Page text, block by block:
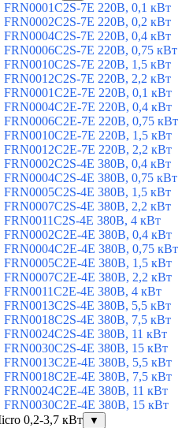
FRN0001C2S-7E 220В, 0,1 кВт
FRN0002C2S-7E 220В, 0,2 кВт
FRN0004C2S-7E 220В, 0,4 кВт
FRN0006C2S-7E 220В, 0,75 кВт
FRN0010C2S-7E 220В, 1,5 кВт
FRN0012C2S-7E 220В, 2,2 кВт
FRN0001C2E-7E 220В, 0,1 кВт
FRN0004C2E-7E 220В, 0,4 кВт
FRN0006C2E-7E 220В, 0,75 кВт
FRN0010C2E-7E 220В, 1,5 кВт
FRN0012C2E-7E 220В, 2,2 кВт
FRN0002C2S-4E 380В, 0,4 кВт
FRN0004C2S-4E 380В, 0,75 кВт
FRN0005C2S-4E 380В, 1,5 кВт
FRN0007C2S-4E 380В, 2,2 кВт
FRN0011C2S-4E 380В, 4 кВт
FRN0002C2E-4E 380В, 0,4 кВт
FRN0004C2E-4E 380В, 0,75 кВт
FRN0005C2E-4E 380В, 1,5 кВт
FRN0007C2E-4E 380В, 2,2 кВт
FRN0011C2E-4E 380В, 4 кВт
FRN0013C2S-4E 380В, 5,5 кВт
FRN0018C2S-4E 380В, 7,5 кВт
FRN0024C2S-4E 380В, 11 кВт
FRN0030C2S-4E 380В, 15 кВт
FRN0013C2E-4E 380В, 5,5 кВт
FRN0018C2E-4E 380В, 7,5 кВт
FRN0024C2E-4E 380В, 11 кВт
FRN0030C2E-4E 380В, 15 кВт
0,2-3,7 кВт
▼